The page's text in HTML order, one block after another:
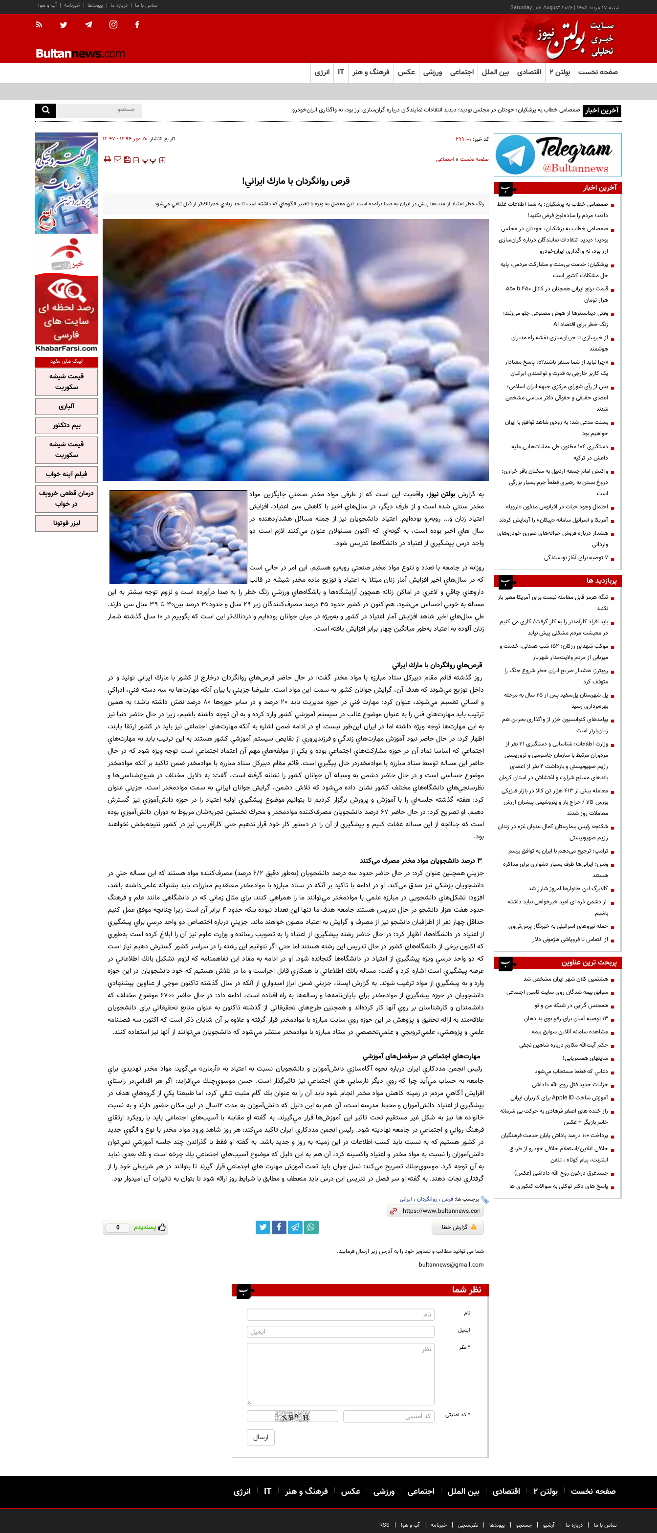
شنبه ۱۷ مرداد ۱۴۰۵ |
Saturday , 08 August 2026 آب و هوا | خبرنامه | پیوندها | درباره ما | تماس با ما
صفحه نخست بولتن ۲ اقتصادی بین الملل اجتماعی ورزشی عکس فرهنگ و هنر IT انرژی
آخرین اخبار صمصامی خطاب به پزشکیان: خودتان در مجلس بودید؛ دیدید انتقادات نمایندگان درباره گران‌سازی ارز بود، نه واگذاری ایران‌خودرو
کد خبر: ۲۹۹۰۰۱ تاریخ انتشار: ۲۰ مهر ۱۳۹۴ - ۱۲:۴۷
صفحه نخست» اجتماعی ‍‍‍ پ پ
قرص روانگردان با مارك ايراني!
زنگ خطر اعتياد از مدت‌ها پيش در ايران به صدا درآمده است. اين معضل به ويژه با تغيير الگوهاي كه داشته است تا حد زيادي خطرناك‌تر از قبل تلقي مي‌شود.
به گزارش بولتن نیوز، واقعيت اين است كه از طرفي مواد مخدر صنعتي جايگزين مواد
مخدر سنتي شده است و از طرف ديگر، در سال‌هاي اخير با كاهش سن اعتياد، افزايش
اعتياد زنان و... روبه‌رو بوده‌ايم. اعتياد دانشجويان نيز از جمله مسائل هشدار‌دهنده در
سال هاي اخير بوده است، به گونه‌اي كه اكنون مسئولان عنوان مي‌كنند لازم است دو
واحد درس پيشگيري از اعتياد در دانشگاه‌ها تدريس شود.
روزانه در جامعه با تعدد و تنوع مواد مخدر صنعتي روبه‌رو هستيم. اين امر در حالي است
كه در سال‌هاي اخير افزايش آمار زنان مبتلا به اعتياد و توزيع ماده مخدر شيشه در قالب
داروهاي چاقي و لاغري در اماكن زنانه همچون آرايشگاه‌ها و باشگاه‌هاي ورزشي زنگ خطر را به صدا درآورده است و لزوم توجه بيشتر به اين
مساله به خوبي احساس مي‌شود. هم‌اكنون در كشور حدود ۴۵ درصد مصرف‌كنندگان زير ۲۹ سال و حدود۳۰ درصد بين۳۰ تا ۳۹ سال سن دارند.
طي سال‌هاي اخير شاهد افزايش آمار اعتياد در كشور و به‌ويژه در ميان جوانان بوده‌ايم و دردناك‌تر اين است كه بگوييم در 10 سال گذشته شمار
زنان آلوده به اعتياد به‌طور ميانگين چهار برابر افزايش يافته است.
قرص‌هاي روانگردان با مارك ايراني
روز گذشته قائم مقام دبيركل ستاد مبارزه با مواد مخدر گفت: در حال حاضر قرص‌هاي روانگردان درخارج از كشور با مارك ايراني توليد و در
داخل توزيع مي‌شوند كه هدف آن، گرايش جوانان كشور به سمت اين مواد است. عليرضا جزيني با بيان آنكه مهارت‌ها به سه دسته فني، ادراكي
و انساني تقسيم مي‌شوند، عنوان كرد: مهارت فني در حوزه مديريت بايد 20 درصد و در ساير حوزه‌ها 80 درصد نقش داشته باشد؛ به همين
ترتيب بايد مهارت‌هاي فني را به عنوان موضوع غالب در سيستم آموزشي كشور وارد كرده و به آن توجه داشته باشيم، زيرا در حال حاضر دنيا نيز
به اين مهارت‌ها توجه ويژه داشته اما در ايران اين‌طور نيست. او در ادامه ضمن اشاره به آنكه مهارت‌هاي اجتماعي نيز بايد در كشور ارتقا يابند،
اظهار كرد: در حال حاضر نبود آموزش مهارت‌هاي زندگي و فرزندپروري از نقايص سيستم آموزشي كشور هستند به اين ترتيب بايد به مهارت‌هاي
اجتماعي كه اساسا نماد آن در حوزه مشاركت‌هاي اجتماعي بوده و يكي از مولفه‌هاي مهم آن اعتماد اجتماعي است توجه ويژه شود كه در حال
حاضر اين مساله توسط ستاد مبارزه با موادمخدردر حال پيگيري است. قائم مقام دبيركل ستاد مبارزه با موادمخدر ضمن تاكيد بر آنكه موادمخدر
موضوع حساسي است و در حال حاضر دشمن به وسيله آن جوانان كشور را نشانه گرفته است، گفت: به دلايل مختلف در شيوع‌شناسي‌ها و
نظرسنجي‌هاي دانشگاه‌هاي مختلف كشور نشان داده مي‌شود كه تلاش دشمن، گرايش جوانان ايراني به سمت موادمخدر است. جزيني عنوان
كرد: هفته گذشته جلسه‌اي را با آموزش و پرورش برگزار كرديم تا بتوانيم موضوع پيشگيري اوليه اعتياد را در حوزه دانش‌آموزي نيز گسترش
دهيم. او تصريح كرد: در حال حاضر 67 درصد دانشجويان مصرف‌كننده موادمخدر و محرك نخستين تجربه‌شان مربوط به دوران دانش‌آموزي بوده
است كه چنانچه از اين مساله غفلت كنيم و پيشگيري از آن را در دستور كار خود قرار ندهيم حتي كارآفريني نيز در كشور نتيجه‌بخش نخواهند
بود.
جزيني همچنين عنوان كرد: در حال حاضر حدود سه درصد دانشجويان (به‌طور دقيق 6/2 درصد) مصرف‌كننده مواد هستند كه اين مساله حتي در
دانشجويان پزشكي نيز صدق مي‌كند. او در ادامه با تاكيد بر آنكه در ستاد مبارزه با موادمخدر معتقديم مبارزات بايد پشتوانه علمي‌داشته باشد،
افزود: تشكل‌هاي دانشجويي در مبارزه علمي ‌با موادمخدر مي‌توانند ما را همراهي كنند. براي مثال زماني كه در دانشگاهي مانند علم و فرهنگ
حدود هفت هزار دانشجو در حال تدريس هستند جامعه هدف ما تنها اين تعداد نبوده بلكه حدود 4 برابر آن است زيرا چنانچه موفق عمل كنيم
حداقل چهار نفر از اطرافيان دانشجو نيز از مصرف و گرايش به اعتياد مصون خواهند ماند. جزيني درباره اختصاص دو واحد درسي براي پيشگيري
از اعتياد در دانشگاه‌ها، اظهار كرد: در حال حاضر رشته پيشگيري از اعتياد را به تصويب رسانده و وزارت علوم نيز آن را ابلاغ كرده است به‌طوري
كه اكنون برخي از دانشگاه‌هاي كشور در حال تدريس اين رشته هستند اما حتي اگر نتوانيم اين رشته را در سراسر كشور گسترش دهيم نياز است
كه دو واحد درسي ويژه پيشگيري از اعتياد در دانشگاه‌ها گنجانده شود. او در ادامه به مفاد اين تفاهمنامه كه لزوم تشكيل بانك اطلاعاتي در
عرصه پيشگيري است اشاره كرد و گفت: مساله بانك اطلاعاتي با همكاري قابل اجراست و ما در تلاش هستيم كه خود دانشجويان در اين حوزه
وارد و به پيشگيري از مواد ترغيب شوند. به گزارش ايسنا، جزيني ضمن ابراز اميدواري از آنكه در سال گذشته تاكنون موجي از عناوين پيشنهادي
دانشجويان در حوزه پيشگيري از موادمخدر براي پايان‌نامه‌ها و رساله‌ها به راه افتاده است، ادامه داد: در حال حاضر 6700 موضوع مختلف كه
دانشمندان و كارشناسان بر روي آنها كار كرده‌اند و همچنين طرح‌هاي تحقيقاتي از گذشته تاكنون به عنوان منابع تحقيقاتي براي دانشجويان
علاقه‌مند به ارائه تحقيق و پژوهش در اين حوزه روي سايت مبارزه با موادمخدر قرار گرفته و علاوه بر آن شايان ذكر است كه اكنون سه فصلنامه
علمي‌ و پژوهشي، علمي‌ترويجي و علمي‌تخصصي در ستاد مبارزه با موادمخدر منتشر مي‌شود كه دانشجويان مي‌توانند از آنها نيز استفاده كنند.
مهارت‌هاي اجتماعي در سرفصل‌های آموزشي
رئيس انجمن مددكاري ايران درباره نحوه آگاه‌سازي دانش‌آموزان و دانشجويان نسبت به اعتياد به «آرمان» مي‌گويد: مواد مخدر تهديدي براي
جامعه به حساب مي‌آيد چرا كه روي ديگر نارسايي هاي اجتماعي نيز تاثيرگذار است. حسن موسوي‌چلك مي‌افزايد: اگر هر اقدامي‌در راستاي
افزايش آگاهي مردم در زمينه كاهش مواد مخدر انجام شود بايد آن را به عنوان يك گام مثبت تلقي كرد، اما طبيعتا يكي از گروه‌هاي هدف در
پيشگيري از اعتياد دانش‌آموزان و محيط مدرسه است، آن هم به اين دليل كه دانش‌آموزان به مدت 12سال در اين مكان حضور دارند و به نسبت
خانواده ها نيز به شكل غير مستقيم تحت تاثير اين آموزش‌ها قرار مي‌گيرند. به گفته او مقابله با آسيب‌هاي اجتماعي بايد با رويكرد ارتقاي
فرهنگ رواني و اجتماعي در جامعه نهادينه شود. رئيس انجمن مددكاري ايران تاكيد مي‌كند: هر روز شاهد ورود مواد مخدر با نوع و الگوي جديد
در كشور هستيم كه به نسبت بايد كسب اطلاعات در اين زمينه به روز و جديد باشد. به گفته او فقط با گذراندن چند جلسه آموزشي نمي‌توان
دانش‌آموزان را نسبت به مواد مخدر و اعتياد واكسينه كرد، آن هم به اين دليل كه موضوع آسيب‌هاي اجتماعي يك چرخه است و تك بعدي نبايد
به آن توجه كرد. موسوي‌چلك تصريح مي‌كند: نسل جوان بايد تحت آموزش مهارت هاي اجتماعي قرار گيرند تا بتوانند در هر شرايطي خود را از
گرفتاري نجات ‌دهند. به گفته او سر فصل در تدريس اين درس بايد منعطف و مطابق با شرايط روز ارائه شود تا بتوان به تاثيرات آن اميدوار بود.
برچسب ها: قرص، روانگردان، ایرانی
گزارش خطا پسندیدم 0
شما می توانید مطالب و تصاویر خود را به آدرس زیر ارسال فرمایید.
bultannews@gmail.com
نظر شما
نام
ایمیل
* نظر
* کد امنیتی
آخرین اخبار
صمصامی خطاب به پزشکیان: به شما اطلاعات غلط
دادند؛ مردم را ساده‌لوح فرض نکنید!
صمصامی خطاب به پزشکیان: خودتان در مجلس
بودید؛ دیدید انتقادات نمایندگان درباره گران‌سازی
ارز بود، نه واگذاری ایران‌خودرو
پزشکیان: خدمت بی‌منت و مشارکت مردمی، پایه
حل مشکلات کشور است
قیمت‌ برنج ایرانی همچنان در کانال ۴۵۰ تا ۵۵۰
هزار تومان
وقتی دیتاسنترها از هوش مصنوعی جلو می‌زنند؛
زنگ خطر برای اقتصاد AI
از خبرسازی تا جریان‌سازی نقشه راه مدیران
هوشمند
«چرا نباید از شما متنفر باشند؟»؛ پاسخ معنادار
یک کاربر خارجی به قدرت و توانمندی ایرانیان
پس از رأی شورای مرکزی جبهه ایران اسلامی؛
اعضای حقیقی و حقوقی دفتر سیاسی مشخص
شدند
بسنت مدعی شد: به زودی شاهد توافق با ایران
خواهیم بود
دستگیری ۱۰۴ مظنون طی عملیات‌هایی علیه
داعش در ترکیه
واکنش امام جمعه اردبیل به سخنان باقر خرازی:
دروغ بستن به رهبری قطعاً جرم بسیار بزرگی
است
احتمال وجود حیات در اقیانوس مدفون «اروپا»
آمریکا و اسرائیل سامانه «پیکان» را آزمایش کردند
هشدار درباره فروش حواله‌های صوری خودروهای
وارداتی
۷ توصیه برای آغاز نویسندگی
پربازدید ها
تنگه هرمز قابل معامله نیست برای آمریکا معبر باز
نکنید
باید افراد کارآمدتر را به کار گرفت/ کاری می کنیم
در معیشت مردم مشکلی پیش نیاید
موکب شهدای رزکان؛ ۱۵۲ شب همدلی، خدمت و
میزبانی از مردم ولایت‌مدار شهریار
رویترز: هشدار صریح ایران خطر شروع جنگ را
متوقف کرد
پل شهرستان پل‌سفید پس از ۲۵ سال به مرحله
بهره‌برداری رسید
پیامدهای کنوانسیون خزر از واگذاری بحرین هم
زیان‌بارتر است
وزارت اطلاعات: شناسایی و دستگیری ۲۱ نفر از
مزدوران مرتبط با سازمان جاسوسی و تروریستی
رژیم صهیونیستی و بازداشت ۴ نفر از اعضای
باندهای مسلح شرارت و اغتشاش در استان کرمان
معامله بیش از ۴۱۳ هزار تن کالا در بازار فیزیکی
بورس کالا / حراج باز و پتروشیمی پیشران ارزش
معاملات روز شدند
شکنجه رئیس بیمارستان کمال عدوان غزه در زندان
رژیم صهیونیستی
ترامپ: ترجیح می‌دهم با ایران به توافق برسم
ونس: ایرانی‌ها طرف بسیار دشواری برای مذاکره
هستند
کالابرگ این خانوارها امروز شارژ شد
از دشمن ذره ای امید خیرخواهی نباید داشته
باشیم
حمله نیروهای اسرائیلی به خبرنگار پرس‌تی‌وی
از التماس تا فروپاشی هژمونی دلار
پربحث ترین عناوین
هشتمین کلان شهر ایران مشخص شد
سوابق بیمه شدگان روی سایت تامین اجتماعی
همجنس گرایی در شبکه من و تو
13 توصیه آسان برای رفع بوی بد دهان
مشاهده سامانه آنلاين سوابق بیمه
حكم آيت‌الله مكارم درباره شاهين نجفي
سایتهای همسریابی!
دعايي كه قطعا مستجاب مي‌شود
جزئیات جدید قتل روح الله داداشی
آموزش ساخت Apple ID برای کاربران ایرانی
راز خنده های اصغر فرهادی به حرکت بی شرمانه
خانم بازیگر + عکس
پرداخت ۱۰۰ درصد پاداش پایان خدمت فرهنگیان
خلافی آنلاین/استعلام خلافی خودرو از طریق
اینترنت، پیام کوتاه ، تلفن
جسدغرق درخون روح الله داداشی (عکس)
پاسخ های دکتر توکلی به سوالات کنکوری ها
لینک های مفید
قیمت شیشه
سکوریت
آلپاری
بیم دتکتور
قیمت شیشه
سکوریت
فیلم آپنه خواب
درمان قطعی خروپف
در خواب
لیزر فوتونا
صفحه نخست | بولتن ۲ | اقتصادی | بین الملل | اجتماعی | ورزشی | عکس | فرهنگ و هنر |
IT
| انرژی
تماس با ما | درباره ما | آرشیو | جستجو | پیوندها | نظرسنجی | خبرنامه | آب و هوا |
RSS